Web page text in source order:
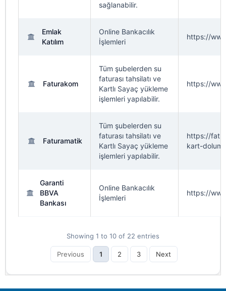
sağlanabilir.
Emlak
Katılım
Online Bankacılık
İşlemleri
https://
Faturakom
Tüm şubelerden su
faturası tahsilatı ve
Kartlı Sayaç yükleme
işlemleri yapılabilir.
https://
Faturamatik
Tüm şubelerden su
faturası tahsilatı ve
Kartlı Sayaç yükleme
işlemleri yapılabilir.
https://
kart-
Garanti
BBVA
Bankası
Online Bankacılık
İşlemleri
https://
Showing 1 to 10 of 22 entries
Previous 1 2 3 Next